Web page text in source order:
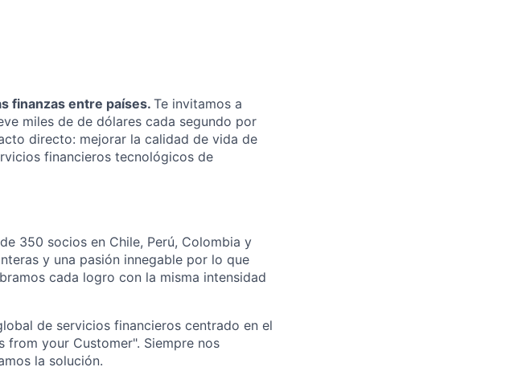
finanzas entre países. Te invitamos a
miles de de dólares cada segundo por
directo: mejorar la calidad de vida de
financieros tecnológicos de
350 socios en Chile, Perú, Colombia y
y una pasión innegable por lo que
cada logro con la misma intensidad
de servicios financieros centrado en el
from your Customer". Siempre nos
la solución.